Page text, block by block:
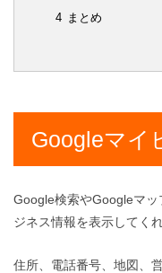
4 まとめ
Googleマイ
Google検索やGoogleマ
ジネス情報を表示してく
住所、電話番号、地図、